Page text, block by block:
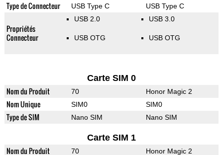
Type de Connecteur USB Type C USB Type C
Propriétés
Connecteur
USB 2.0
USB OTG
USB 3.0
USB OTG
Carte SIM 0
Nom du Produit 70 Honor Magic 2
Nom Unique SIM0 SIM0
Type de SIM Nano SIM Nano SIM
Carte SIM 1
Nom du Produit 70 Honor Magic 2